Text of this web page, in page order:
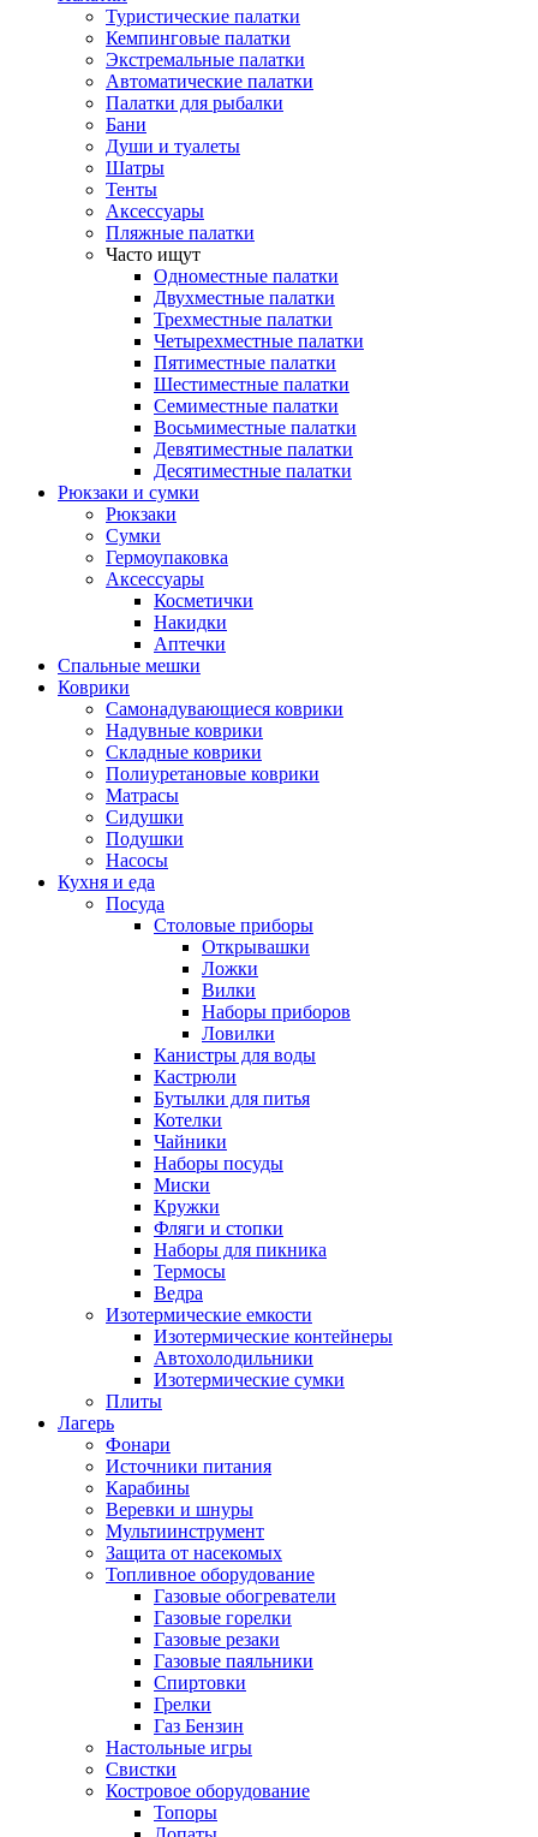
Туристические палатки
Кемпинговые палатки
Экстремальные палатки
Автоматические палатки
Палатки для рыбалки
Бани
Души и туалеты
Шатры
Тенты
Аксессуары
Пляжные палатки
Часто ищут
Одноместные палатки
Двухместные палатки
Трехместные палатки
Четырехместные палатки
Пятиместные палатки
Шестиместные палатки
Семиместные палатки
Восьмиместные палатки
Девятиместные палатки
Десятиместные палатки
Рюкзаки и сумки
Рюкзаки
Сумки
Гермоупаковка
Аксессуары
Косметички
Накидки
Аптечки
Спальные мешки
Коврики
Самонадувающиеся коврики
Надувные коврики
Складные коврики
Полиуретановые коврики
Матрасы
Сидушки
Подушки
Насосы
Кухня и еда
Посуда
Столовые приборы
Открывашки
Ложки
Вилки
Наборы приборов
Ловилки
Канистры для воды
Кастрюли
Бутылки для питья
Котелки
Чайники
Наборы посуды
Миски
Кружки
Фляги и стопки
Наборы для пикника
Термосы
Ведра
Изотермические емкости
Изотермические контейнеры
Автохолодильники
Изотермические сумки
Плиты
Лагерь
Фонари
Источники питания
Карабины
Веревки и шнуры
Мультиинструмент
Защита от насекомых
Топливное оборудование
Газовые обогреватели
Газовые горелки
Газовые резаки
Газовые паяльники
Спиртовки
Грелки
Газ Бензин
Настольные игры
Свистки
Костровое оборудование
Топоры